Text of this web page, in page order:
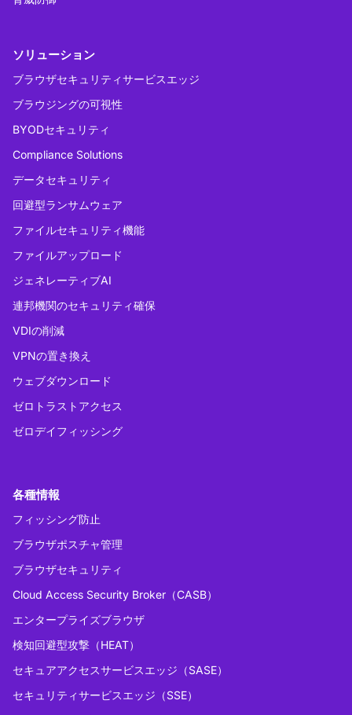
ソリューション
ブラウザセキュリティサービスエッジ
ブラウジングの可視性
BYODセキュリティ
Compliance Solutions
データセキュリティ
回避型ランサムウェア
ファイルセキュリティ機能
ファイルアップロード
ジェネレーティブAI
連邦機関のセキュリティ確保
VDIの削減
VPNの置き換え
ウェブダウンロード
ゼロトラストアクセス
ゼロデイフィッシング
各種情報
フィッシング防止
ブラウザポスチャ管理
ブラウザセキュリティ
Cloud Access Security Broker（CASB）
エンタープライズブラウザ
検知回避型攻撃（HEAT）
セキュアアクセスサービスエッジ（SASE）
セキュリティサービスエッジ（SSE）